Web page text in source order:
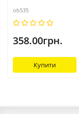
ob535
358.00грн.
Купити